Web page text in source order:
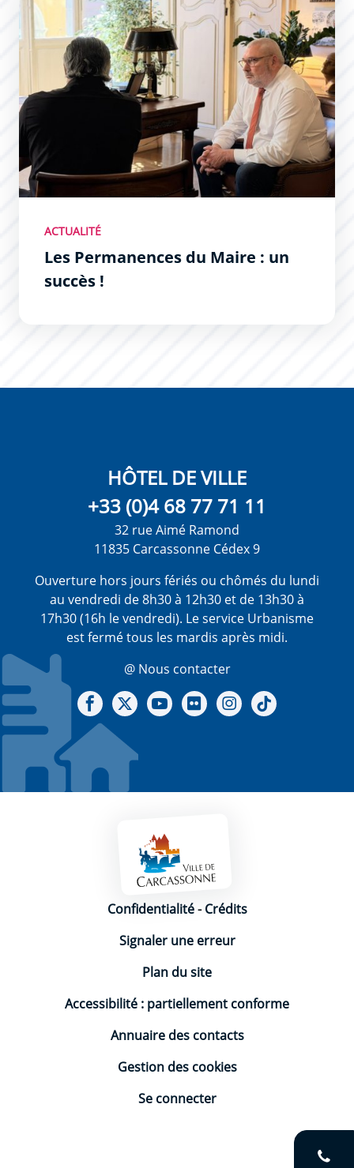
ACTUALITÉ
Les Permanences du Maire : un
succès !
HÔTEL DE VILLE
+33 (0)4 68 77 71 11
32 rue Aimé Ramond
11835 Carcassonne Cédex 9
Ouverture hors jours fériés ou chômés du lundi
au vendredi de 8h30 à 12h30 et de 13h30 à
17h30 (16h le vendredi). Le service Urbanisme
est fermé tous les mardis après midi.
@ Nous contacter
Notre Facebook
Notre X - (twitter)
Notre chaine Youtube
Notre Gallerie sur Flickr
Notre Instagram
Mentions légales
Confidentialité-Crédits
Signaler une erreur
Plan du site
Accessibilité : partiellement conforme
Annuaire des contacts
Gestion des cookies
Se connecter